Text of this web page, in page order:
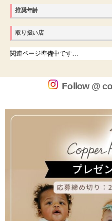
推奨年齢
取り扱い店
関連ページ準備中です…
Follow @